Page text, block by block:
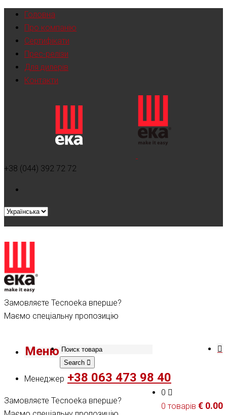
Головна
Про компанію
Сертифікати
Прес-релізи
Для дилерів
Контакти
+38 (044) 392 72 72
Замовляєте Tecnoeka вперше?
Маємо спеціальну пропозицію
Меню
Search
Менеджер +38 063 473 98 40
0
0 товарів € 0.00
Замовляєте Tecnoeka вперше?